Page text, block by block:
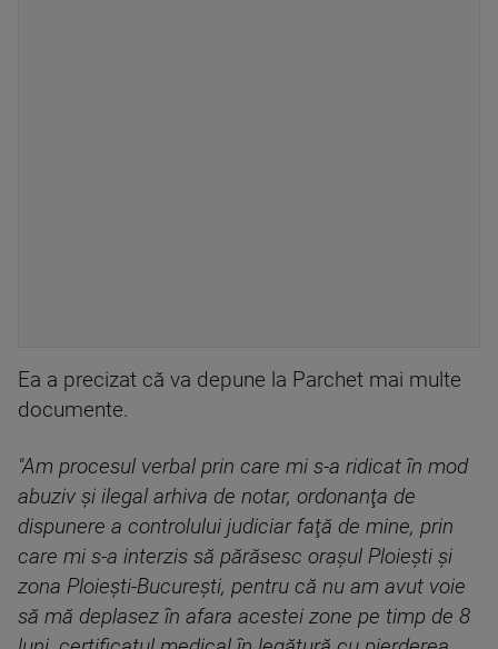
Ea a precizat că va depune la Parchet mai multe
documente.
"Am procesul verbal prin care mi s-a ridicat în mod
abuziv şi ilegal arhiva de notar, ordonanţa de
dispunere a controlului judiciar faţă de mine, prin
care mi s-a interzis să părăsesc oraşul Ploieşti şi
zona Ploieşti-Bucureşti, pentru că nu am avut voie
să mă deplasez în afara acestei zone pe timp de 8